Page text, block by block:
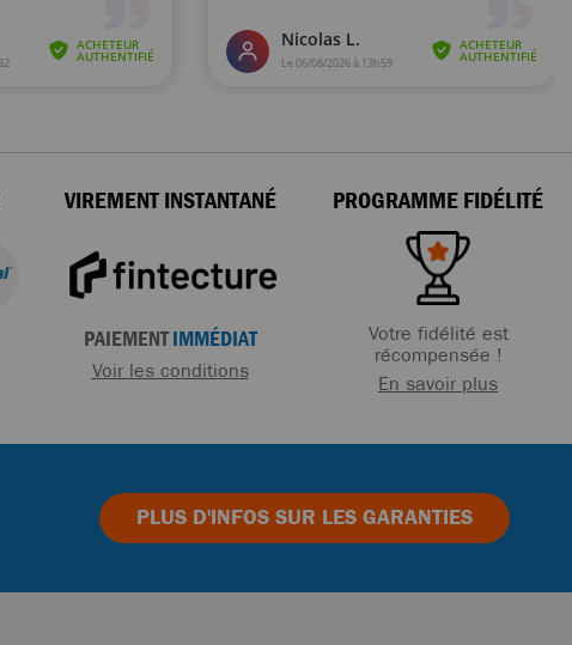
VIREMENT INSTANTANÉ
PAIEMENTIMMÉDIAT
Voir les conditions
PROGRAMME FIDÉLITÉ
Votre fidélité est
récompensée !
En savoir plus
PLUS D'INFOSSUR LES GARANTIES